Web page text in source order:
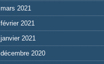
mars 2021
février 2021
janvier 2021
décembre 2020